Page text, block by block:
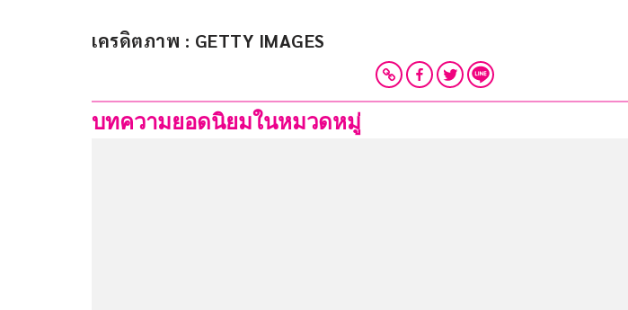
เครดิตภาพ : GETTY IMAGES
บทความยอดนิยมในหมวดหมู่